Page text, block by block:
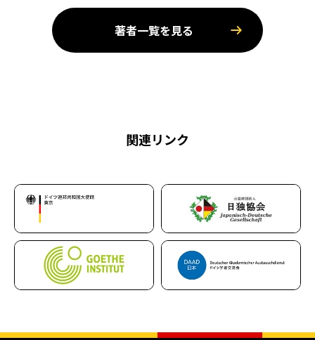
著者一覧を見る
関連リンク